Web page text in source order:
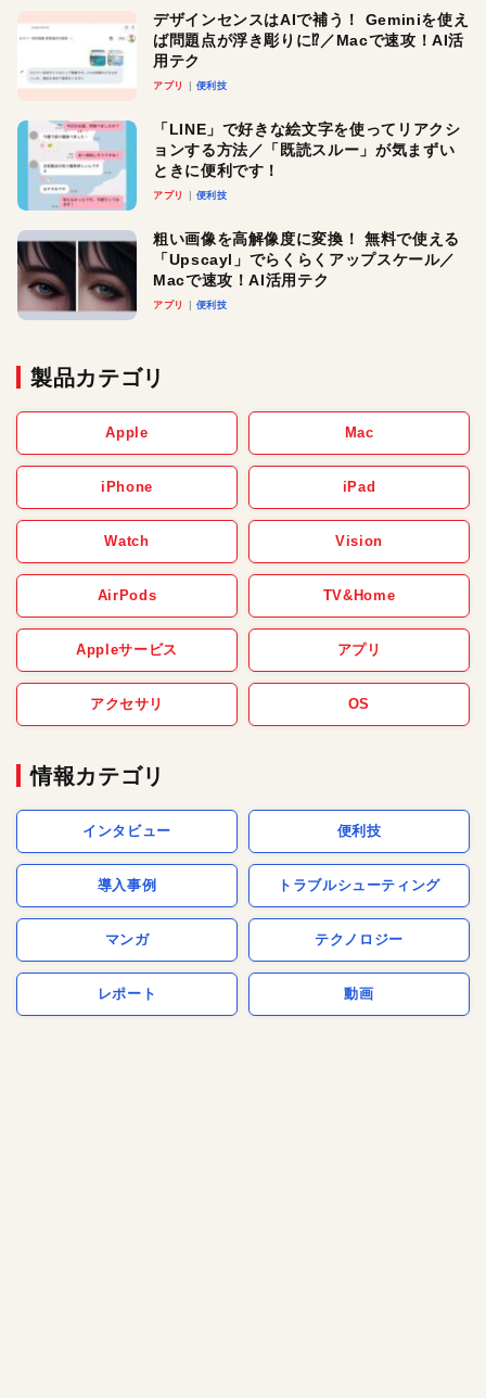
デザインセンスはAIで補う！ Geminiを使え
ば問題点が浮き彫りに⁉︎／Macで速攻！AI活
用テク
アプリ 便利技
「LINE」で好きな絵文字を使ってリアクシ
ョンする方法／「既読スルー」が気まずい
ときに便利です！
アプリ 便利技
粗い画像を高解像度に変換！ 無料で使える
「Upscayl」でらくらくアップスケール／
Macで速攻！AI活用テク
アプリ 便利技
製品カテゴリ
Apple Mac
iPhone iPad
Watch Vision
AirPods TV&Home
Appleサービス アプリ
アクセサリ OS
情報カテゴリ
インタビュー 便利技
導入事例 トラブルシューティング
マンガ テクノロジー
レポート 動画